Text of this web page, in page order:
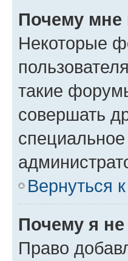
Почему
Некоторые
такие
совершать
Вернуться
Почему я
Право